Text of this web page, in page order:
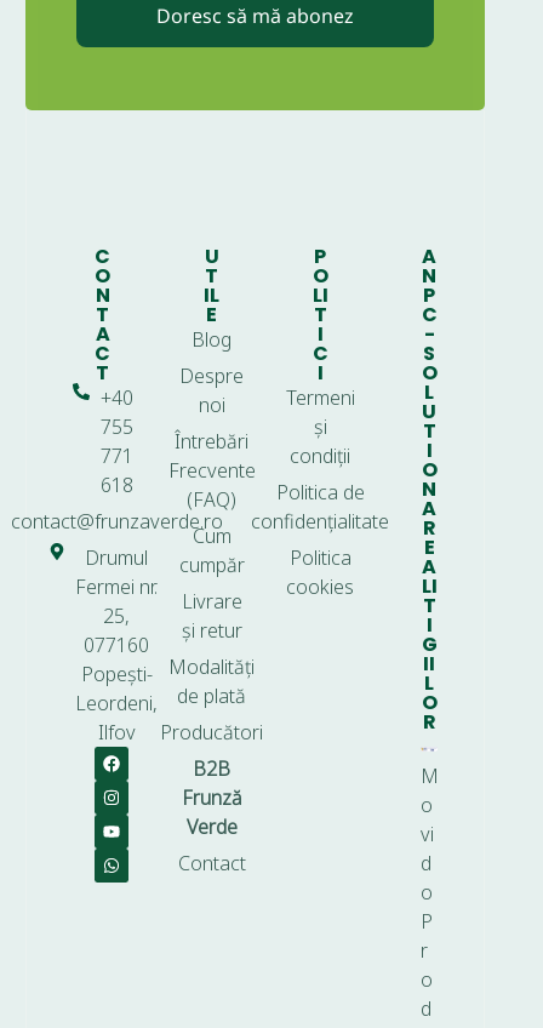
Doresc să mă abonez
C
O
N
T
A
C
T
+40
755
771
618
contact@frunzaverde.ro
Drumul
Fermei nr.
25,
077160
Popești-
Leordeni,
Ilfov
U
T
IL
E
Blog
Despre
noi
Întrebări
Frecvente
(FAQ)
Cum
cumpăr
Livrare
și retur
Modalități
de plată
Producători
B2B
Frunză
Verde
Contact
P
O
LI
T
I
C
I
Termeni
și
condiții
Politica de
confidențialitate
Politica
cookies
A
N
P
C
-
S
O
L
U
T
I
O
N
A
R
E
A
LI
T
I
G
II
L
O
R
M
o
vi
d
o
P
r
o
d